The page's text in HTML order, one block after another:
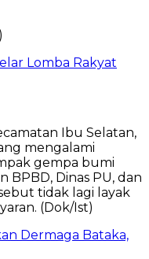
Lomba Rakyat
Dermaga Bataka,